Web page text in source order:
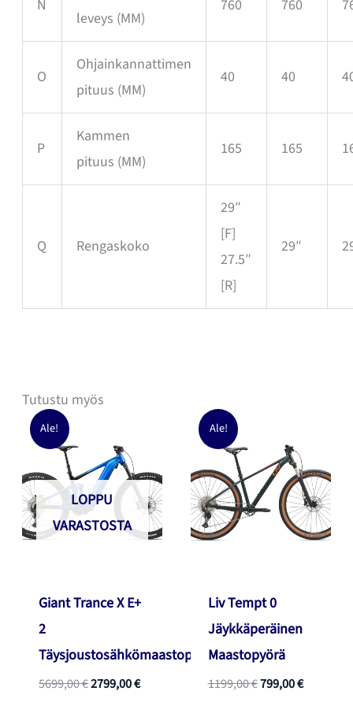
N
leveys (MM)
760 760
O
Ohjainkannattimen
pituus (MM)
40 40
P
Kammen
pituus (MM)
165 165
Q Rengaskoko
29″
[F]
27.5″
[R]
29″
Tutustu myös
Ale!
LOPPU
VARASTOSTA
Giant Trance X E+
2
Täysjoustosähkömaastopyörä
5699,00€Alkuperäinen
2799,00€Nykyinen
Ale!
Liv Tempt 0
Jäykkäperäinen
Maastopyörä
1199,00€Alkuperäinen
799,00€Nykyinen